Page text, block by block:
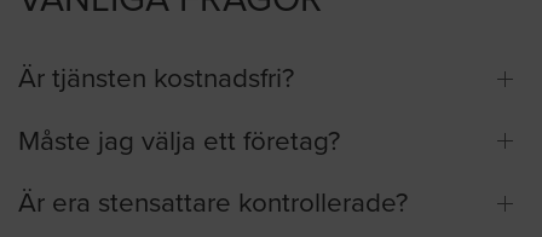
Är tjänsten kostnadsfri?
Måste jag välja ett företag?
Är era stensattare kontrollerade?